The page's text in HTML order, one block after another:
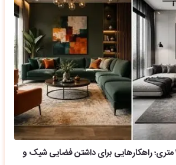
دکوراسیون پذیرایی ۲۵ متری؛ راهکارهایی برای داشتن فضایی شیک و